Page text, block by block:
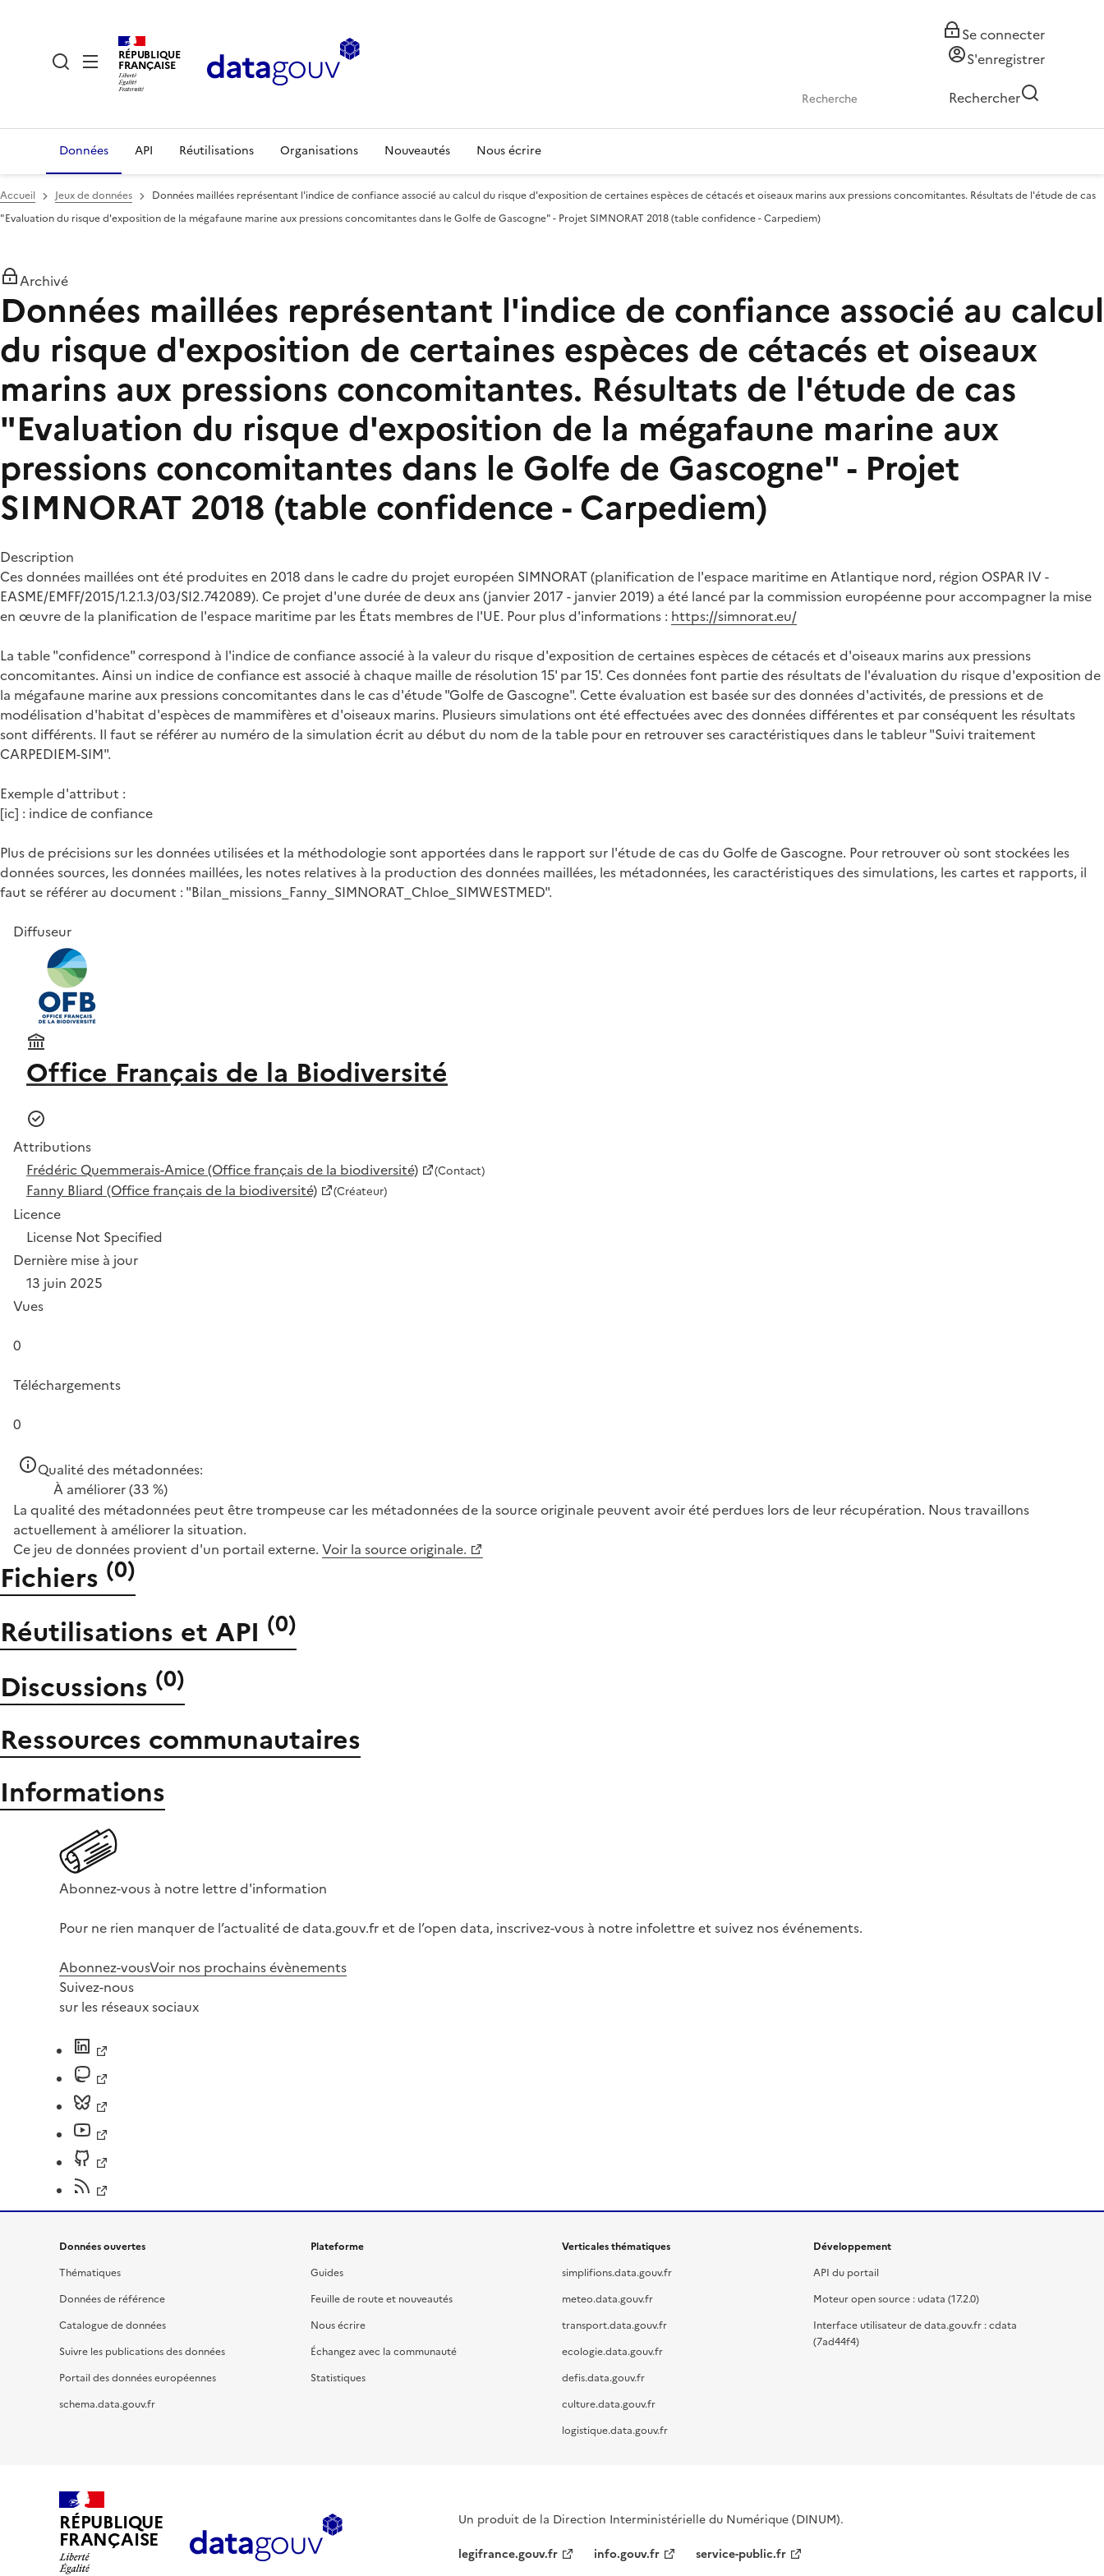
RÉPUBLIQUE
FRANÇAISE
Se connecter
S'enregistrer
Rechercher
Données API Réutilisations Organisations Nouveautés Nous écrire
Accueil Jeux de données
Données maillées représentant l'indice de confiance associé au calcul du risque d'exposition de certaines espèces de cétacés et oiseaux marins aux pressions concomitantes. Résultats de l'étude de cas
"Evaluation du risque d'exposition de la mégafaune marine aux pressions concomitantes dans le Golfe de Gascogne" - Projet SIMNORAT 2018 (table confidence - Carpediem)
Archivé
Données maillées représentant l'indice de confiance associé au calcul
du risque d'exposition de certaines espèces de cétacés et oiseaux
marins aux pressions concomitantes. Résultats de l'étude de cas
"Evaluation du risque d'exposition de la mégafaune marine aux
pressions concomitantes dans le Golfe de Gascogne" - Projet
SIMNORAT 2018 (table confidence - Carpediem)
Description
Ces données maillées ont été produites en 2018 dans le cadre du projet européen SIMNORAT (planification de l'espace maritime en Atlantique nord, région OSPAR IV -
EASME/EMFF/2015/1.2.1.3/03/SI2.742089). Ce projet d'une durée de deux ans (janvier 2017 - janvier 2019) a été lancé par la commission européenne pour accompagner la mise
en œuvre de la planification de l'espace maritime par les États membres de l'UE. Pour plus d'informations : https://simnorat.eu/
La table "confidence" correspond à l'indice de confiance associé à la valeur du risque d'exposition de certaines espèces de cétacés et d'oiseaux marins aux pressions
concomitantes. Ainsi un indice de confiance est associé à chaque maille de résolution 15' par 15'. Ces données font partie des résultats de l'évaluation du risque d'exposition de
la mégafaune marine aux pressions concomitantes dans le cas d'étude "Golfe de Gascogne". Cette évaluation est basée sur des données d'activités, de pressions et de
modélisation d'habitat d'espèces de mammifères et d'oiseaux marins. Plusieurs simulations ont été effectuées avec des données différentes et par conséquent les résultats
sont différents. Il faut se référer au numéro de la simulation écrit au début du nom de la table pour en retrouver ses caractéristiques dans le tableur "Suivi traitement
CARPEDIEM-SIM".
Exemple d'attribut :
[ic] : indice de confiance
Plus de précisions sur les données utilisées et la méthodologie sont apportées dans le rapport sur l'étude de cas du Golfe de Gascogne. Pour retrouver où sont stockées les
données sources, les données maillées, les notes relatives à la production des données maillées, les métadonnées, les caractéristiques des simulations, les cartes et rapports, il
faut se référer au document : "Bilan_missions_Fanny_SIMNORAT_Chloe_SIMWESTMED".
Diffuseur
Office Français de la Biodiversité
Attributions
Frédéric Quemmerais-Amice (Office français de la biodiversité)
(Contact)
Fanny Bliard (Office français de la biodiversité) (Créateur)
Licence
License Not Specified
Dernière mise à jour
13 juin 2025
Vues
0
Téléchargements
0
Qualité des métadonnées:
À améliorer(33 %)
La qualité des métadonnées peut être trompeuse car les métadonnées de la source originale peuvent avoir été perdues lors de leur récupération. Nous travaillons
actuellement à améliorer la situation.
Ce jeu de données provient d'un portail externe. Voir la source originale.
Fichiers (0)
Réutilisations et API (0)
Discussions (0)
Ressources communautaires
Informations
Abonnez-vous à notre lettre d'information
Pour ne rien manquer de l’actualité de data.gouv.fr et de l’open data, inscrivez-vous à notre infolettre et suivez nos événements.
Abonnez-vousVoir nos prochains évènements
Suivez-nous
sur les réseaux sociaux
Données ouvertes
Thématiques
Données de référence
Catalogue de données
Suivre les publications des données
Portail des données européennes
schema.data.gouv.fr
Plateforme
Guides
Feuille de route et nouveautés
Nous écrire
Échangez avec la communauté
Statistiques
Verticales thématiques
simplifions.data.gouv.fr
meteo.data.gouv.fr
transport.data.gouv.fr
ecologie.data.gouv.fr
defis.data.gouv.fr
culture.data.gouv.fr
logistique.data.gouv.fr
Développement
API du portail
Moteur open source : udata (17.2.0)
Interface utilisateur de data.gouv.fr : cdata
(7ad44f4)
RÉPUBLIQUE
FRANÇAISE
Un produit de la Direction Interministérielle du Numérique (DINUM).
legifrance.gouv.fr
info.gouv.fr service-public.fr